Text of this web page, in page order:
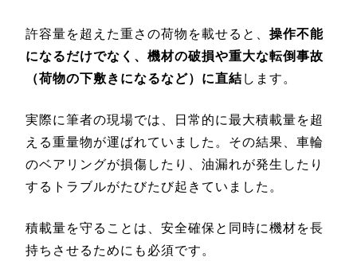
許容量を超えた重さの荷物を載せると、 操作不能
になるだけでなく、機材の破損や重大な転倒事故
（荷物の下敷きになるなど）に直結 します。
実際に筆者の現場では、日常的に最大積載量を超
える重量物が運ばれていました。その結果、車輪
のベアリングが損傷したり、油漏れが発生したり
するトラブルがたびたび起きていました。
積載量を守ることは、安全確保と同時に機材を長
持ちさせるためにも必須です。